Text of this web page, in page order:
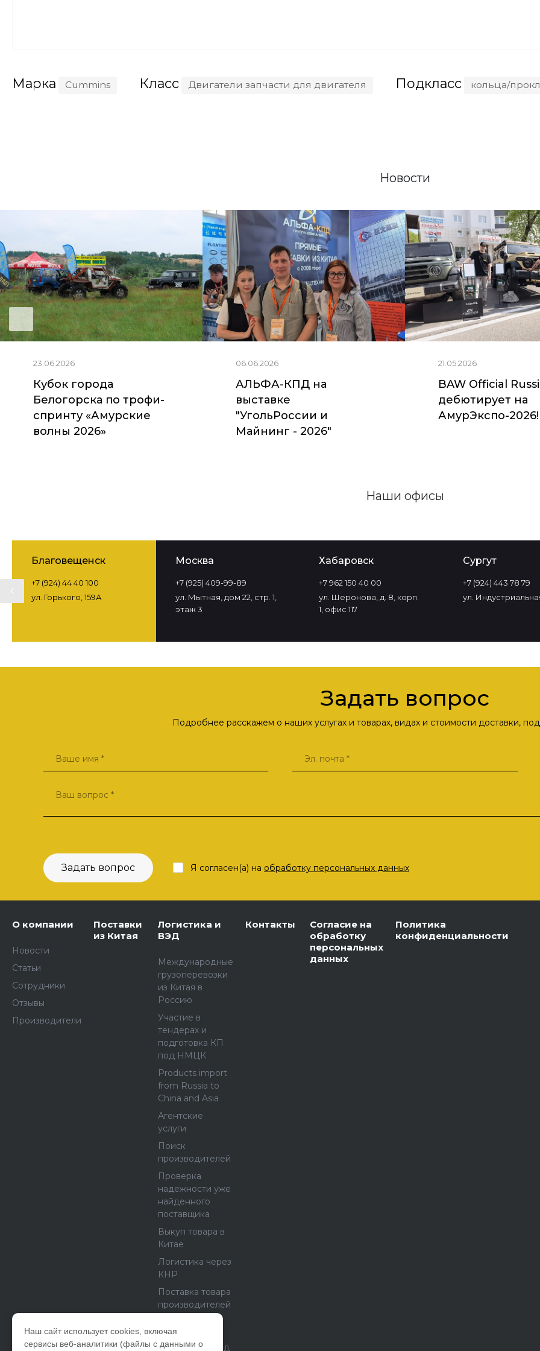
WD13G530E310 WP3.2G50E317
Марка Cummins Класс Двигатели запчасти для двигателя Подкласс кольца/
Наш сайт использует cookies, включая
сервисы веб-аналитики (файлы с данными о
Новости
23.06.2026
Кубок города
Белогорска по трофи-
спринту «Амурские
волны 2026»
06.06.2026
АЛЬФА-КПД на
выставке
"УгольРоссии и
Майнинг - 2026"
21.05.2026
BAW Official
дебютирует на
АмурЭкспо-2026!
Наши офисы
Благовещенск
+7 (924) 44 40 100
ул. Горького, 159А
Москва
+7 (925) 409-99-89
ул. Мытная, дом 22, стр. 1,
этаж 3
Хабаровск
+7 962 150 40 00
ул. Шеронова, д. 8, корп.
1, офис 117
Сургут
+7 (924) 443 78 79
ул.
Задать вопрос
Подробнее расскажем о наших услугах и товарах, видах и стоимости доставки,
Задать вопрос Я согласен(а) на обработку персональных данных
О компании
Новости
Статьи
Сотрудники
Отзывы
Производители
Поставки
из Китая
Логистика и
ВЭД
Международные
грузоперевозки
из Китая в
Россию
Участие в
тендерах и
подготовка КП
под НМЦК
Products import
from Russia to
China and Asia
Агентские
услуги
Поиск
производителей
Проверка
надежности уже
найденного
поставщика
Выкуп товара в
Китае
Логистика через
КНР
Поставка товара
производителей
США
Бетонный завод
Контакты
Согласие на
обработку
персональных
данных
Политика
конфиденциальности